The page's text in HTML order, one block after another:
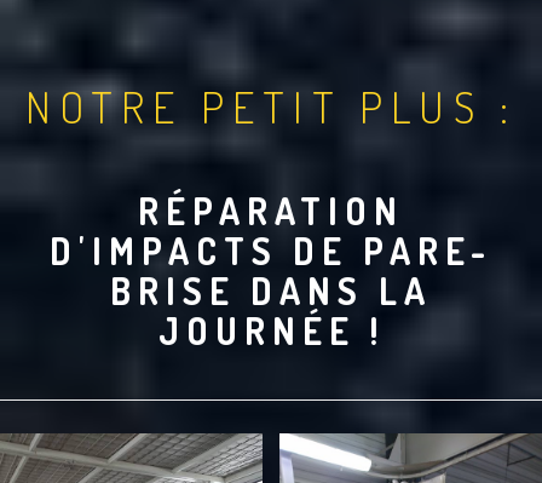
NOTRE PETIT PLUS :
RÉPARATION
D'IMPACTS DE PARE-
BRISE DANS LA
JOURNÉE !